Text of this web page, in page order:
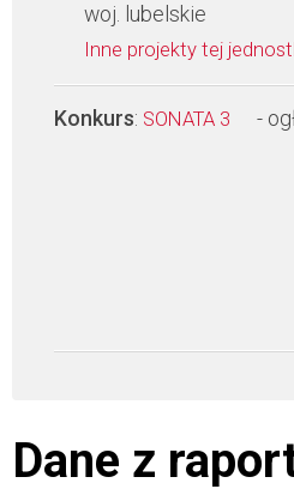
woj. lubelskie
Inne projekty tej
Konkurs: SONATA 3 -
Dane z